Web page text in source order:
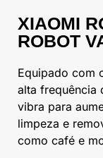
XIAOMI
ROBOT
Equipado com
alta frequência
vibra para
limpeza e
como café e